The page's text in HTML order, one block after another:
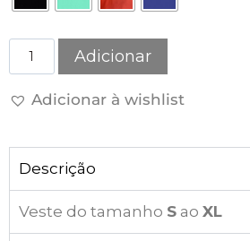
Adicionar
Adicionar à wishlist
Descrição
Veste do tamanho S ao XL